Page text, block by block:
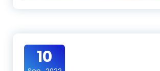
10